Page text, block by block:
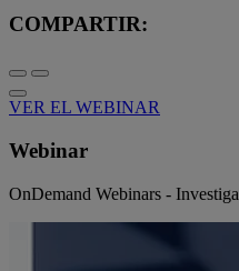
COMPARTIR:
VER EL WEBINAR
Webinar
OnDemand Webinars -